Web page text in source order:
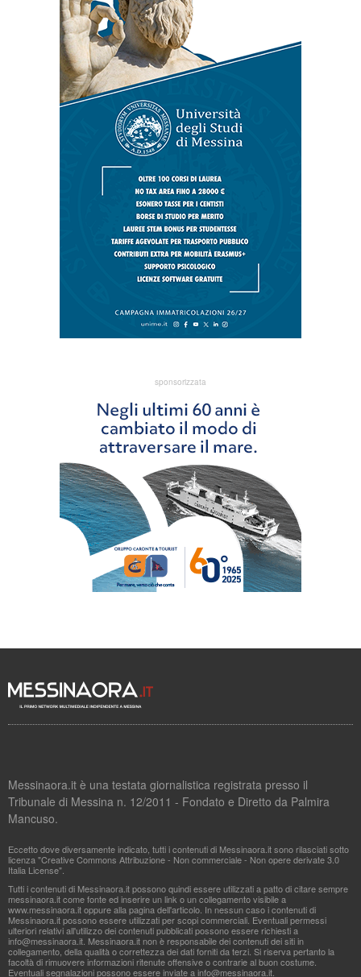
sponsorizzata
Messinaora.it è una testata giornalistica registrata presso il
Tribunale di Messina n. 12/2011 - Fondato e Diretto da Palmira
Mancuso.
Eccetto dove diversamente indicato, tutti i contenuti di Messinaora.it sono rilasciati sotto
licenza "Creative Commons Attribuzione - Non commerciale - Non opere derivate 3.0
Italia License".
Tutti i contenuti di Messinaora.it possono quindi essere utilizzati a patto di citare sempre
messinaora.it come fonte ed inserire un link o un collegamento visibile a
www.messinaora.it oppure alla pagina dell'articolo. In nessun caso i contenuti di
Messinaora.it possono essere utilizzati per scopi commerciali. Eventuali permessi
ulteriori relativi all'utilizzo dei contenuti pubblicati possono essere richiesti a
info@messinaora.it . Messinaora.it non è responsabile dei contenuti dei siti in
collegamento, della qualità o correttezza dei dati forniti da terzi. Si riserva pertanto la
facoltà di rimuovere informazioni ritenute offensive o contrarie al buon costume.
Eventuali segnalazioni possono essere inviate ainfo@messinaora.it